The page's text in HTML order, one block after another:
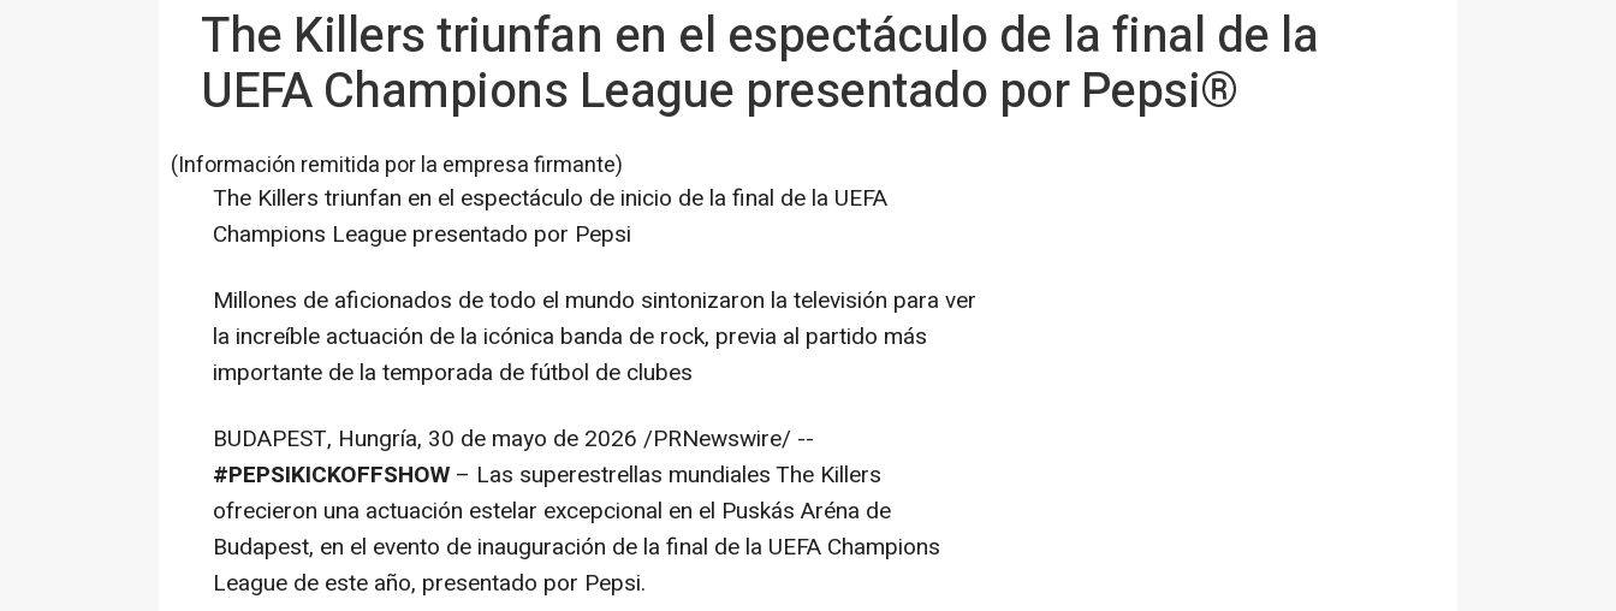
The Killers triunfan en el espectáculo de la final de la
UEFA Champions League presentado por Pepsi®
(Información remitida por la empresa firmante)
The Killers triunfan en el espectáculo de inicio de la final de la UEFA
Champions League presentado por Pepsi
Millones de aficionados de todo el mundo sintonizaron la televisión para ver
la increíble actuación de la icónica banda de rock, previa al partido más
importante de la temporada de fútbol de clubes
BUDAPEST, Hungría, 30 de mayo de 2026 /PRNewswire/ --
#PEPSIKICKOFFSHOW – Las superestrellas mundiales The Killers
ofrecieron una actuación estelar excepcional en el Puskás Aréna de
Budapest, en el evento de inauguración de la final de la UEFA Champions
League de este año, presentado por Pepsi.